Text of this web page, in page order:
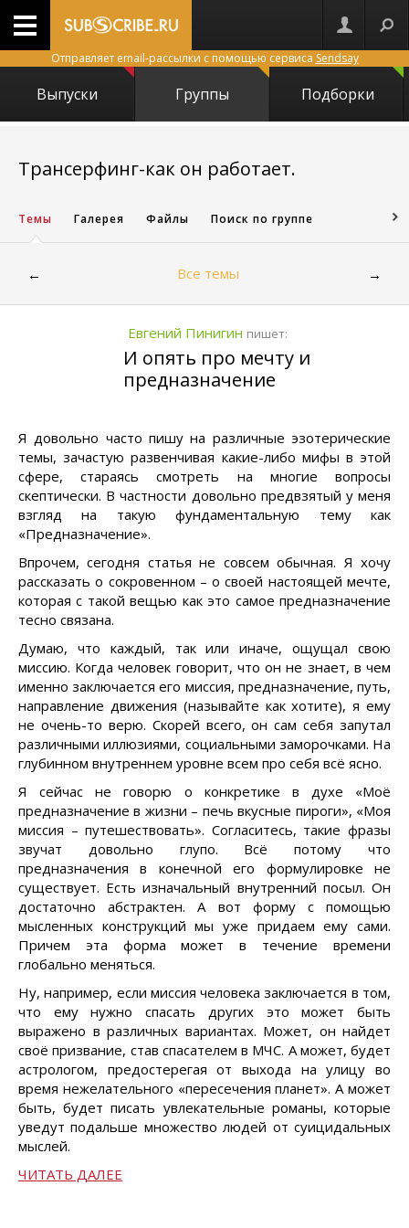
Отправляет email-рассылки с помощью сервиса Sendsay
Выпуски Группы Подборки
Трансерфинг-как он работает.
Темы Галерея Файлы Поиск по группе
← Все темы →
Евгений Пинигин пишет:
И опять про мечту и
предназначение
Я довольно часто пишу на различные эзотерические
темы, зачастую развенчивая какие-либо мифы в этой
сфере, стараясь смотреть на многие вопросы
скептически. В частности довольно предвзятый у меня
взгляд на такую фундаментальную тему как
«Предназначение».
Впрочем, сегодня статья не совсем обычная. Я хочу
рассказать о сокровенном – о своей настоящей мечте,
которая с такой вещью как это самое предназначение
тесно связана.
Думаю, что каждый, так или иначе, ощущал свою
миссию. Когда человек говорит, что он не знает, в чем
именно заключается его миссия, предназначение, путь,
направление движения (называйте как хотите), я ему
не очень-то верю. Скорей всего, он сам себя запутал
различными иллюзиями, социальными заморочками. На
глубинном внутреннем уровне всем про себя всё ясно.
Я сейчас не говорю о конкретике в духе «Моё
предназначение в жизни – печь вкусные пироги», «Моя
миссия – путешествовать». Согласитесь, такие фразы
звучат довольно глупо. Всё потому что
предназначения в конечной его формулировке не
существует. Есть изначальный внутренний посыл. Он
достаточно абстрактен. А вот форму с помощью
мысленных конструкций мы уже придаем ему сами.
Причем эта форма может в течение времени
глобально меняться.
Ну, например, если миссия человека заключается в том,
что ему нужно спасать других это может быть
выражено в различных вариантах. Может, он найдет
своё призвание, став спасателем в МЧС. А может, будет
астрологом, предостерегая от выхода на улицу во
время нежелательного «пересечения планет». А может
быть, будет писать увлекательные романы, которые
уведут подальше множество людей от суицидальных
мыслей.
ЧИТАТЬ ДАЛЕЕ